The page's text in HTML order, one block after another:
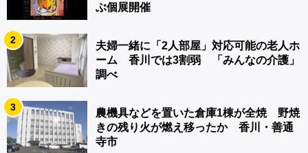
ぶ個展開催
2
夫婦一緒に「2人部屋」対応可能の老人ホ
ーム 香川では3割弱 「みんなの介護」
調べ
3
農機具などを置いた倉庫1棟が全焼 野焼
きの残り火が燃え移ったか 香川・善通
寺市